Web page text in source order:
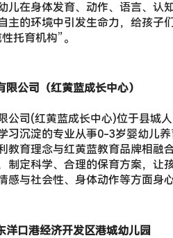
儿在身体发育、动作、语言、认
主的环境中引发生命力，给孩子
托育机构”。
公司（红黄蓝成长中心）
公司(红黄蓝成长中心)位于县城
习沉淀的专业从事0-3岁婴幼儿
教育理念与红黄蓝教育品牌相融
制定科学、合理的保育方案，让
感与社会性、身体动作等方面身
洋口港经济开发区港城幼儿园